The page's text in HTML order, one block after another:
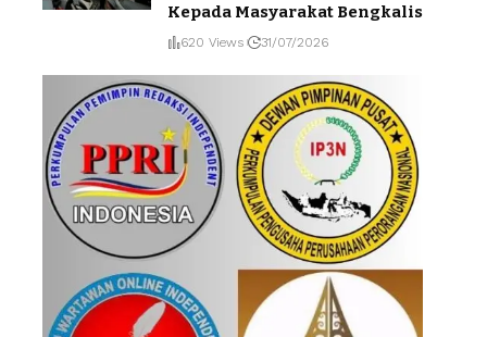
Kepada Masyarakat Bengkalis
620 Views 31/07/2026